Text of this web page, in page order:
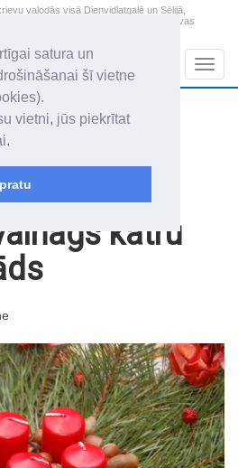
satura un
šī vietne
vietni, jūs piekrītat
valodās visā Dienvidlatgalē un Sēlijā,
Daugavpils valstspilsētu, Augšdaugavas
+18.9
katru